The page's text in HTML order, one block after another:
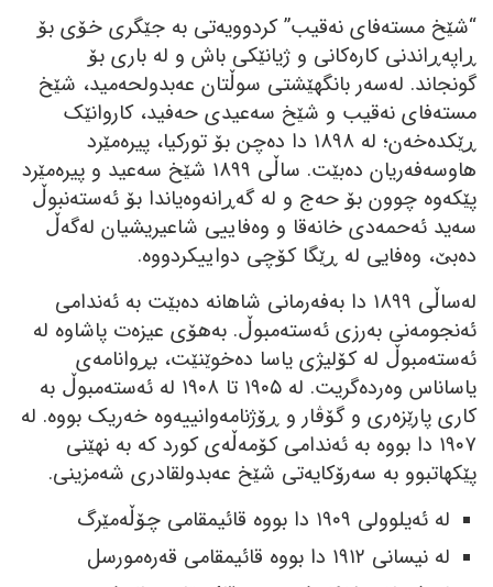
“شێخ مستەفای نەقیب” کردوویەتی بە جێگری خۆی بۆ
ڕاپەڕاندنی کارەکانی و ژیانێکی باش و لە باری بۆ
گونجاند. لەسەر بانگھێشتی سوڵتان عەبدولحەمید، شێخ
مستەفای نەقیب و شێخ سەعیدی حەفید، کاروانێک
ڕێکدەخەن؛ لە ١٨٩٨ دا دەچن بۆ تورکیا، پیرەمێرد
ھاوسەفەریان دەبێت. ساڵی ١٨٩٩ شێخ سەعید و پیرەمێرد
پێکەوە چوون بۆ حەج و لە گەڕانەوەیاندا بۆ ئەستەنبوڵ
سەید ئەحمەدی خانەقا و وەفاییی شاعیریشیان لەگەڵ
دەبێ، وەفایی لە ڕێگا کۆچی دواییکردووە.
لەساڵی ١٨٩٩ دا بەفەرمانی شاھانە دەبێت بە ئەندامی
ئەنجومەنی بەرزی ئەستەمبوڵ. بەھۆی عیزەت پاشاوە لە
ئەستەمبوڵ لە کۆلیژی یاسا دەخوێنێت، بڕوانامەی
یاساناس وەردەگریت. لە ١٩٠٥ تا ١٩٠٨ لە ئەستەمبوڵ بە
کاری پارێزەری و گۆڤار و ڕۆژنامەوانییەوە خەریک بووە. لە
١٩٠٧ دا بووە بە ئەندامی کۆمەڵەی کورد کە بە نھێنی
پێکھاتبوو بە سەرۆکایەتی شێخ عەبدولقادری شەمزینی.
لە ئەیلوولی ١٩٠٩ دا بووە قائیمقامی چۆڵەمێرگ
لە نیسانی ١٩١٢ دا بووە قائیمقامی قەرەمورسل